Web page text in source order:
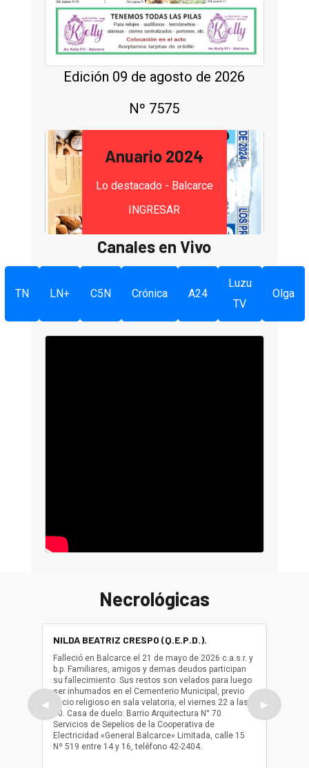
Edición 09 de agosto de 2026
Nº 7575
Anuario 2024
Lo destacado - Balcarce
INGRESAR
Canales en Vivo
TN LN+ C5N Crónica A24
Luzu
TV
Olga
Necrológicas
◀
NILDA BEATRIZ CRESPO (Q.E.P.D.).
Falleció en Balcarce el 21 de mayo de 2026 c.a.s.r. y
b.p. Familiares, amigos y demas deudos participan
su fallecimiento. Sus restos son velados para luego
ser inhumados en el Cementerio Municipal, previo
oficio religioso en sala velatoria, el viernes 22 a las
10. Casa de duelo: Barrio Arquitectura N° 70.
Servicios de Sepelios de la Cooperativa de
Electricidad «General Balcarce» Limitada, calle 15
Nº 519 entre 14 y 16, teléfono 42-2404.
ser
oficio
▶